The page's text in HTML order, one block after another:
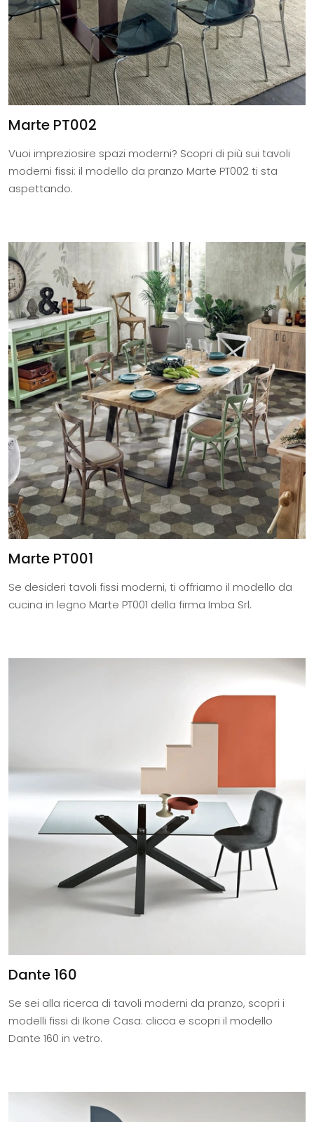
Marte PT002
Vuoi impreziosire spazi moderni? Scopri di più sui tavoli
moderni fissi: il modello da pranzo Marte PT002 ti sta
aspettando.
Marte PT001
Se desideri tavoli fissi moderni, ti offriamo il modello da
cucina in legno Marte PT001 della firma Imba Srl.
Dante 160
Se sei alla ricerca di tavoli moderni da pranzo, scopri i
modelli fissi di Ikone Casa: clicca e scopri il modello
Dante 160 in vetro.